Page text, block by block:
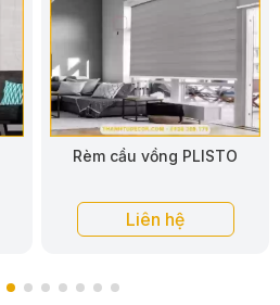
Rèm cầu vồng PLISTO
Liên hệ